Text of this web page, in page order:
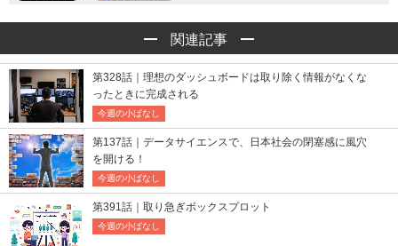
関連記事
第328話｜理想のダッシュボードは取り除く情報がなくな
ったときに完成される
今週の小ばなし
第137話｜データサイエンスで、日本社会の閉塞感に風穴
を開ける！
今週の小ばなし
第391話｜取り急ぎボックスプロット
今週の小ばなし